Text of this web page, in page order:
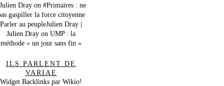
Dray on #Primaires : ne
gaspiller la force citoyenne
Parler au peupleJulien Dray |
Julien Dray on UMP : la
méthode « un jour sans fin »
ILS PARLENT DE
VARIAE
Widget Backlinks par Wikio!